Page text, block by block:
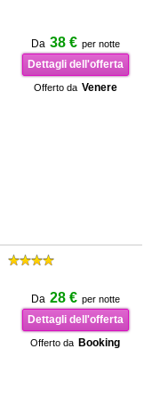
Da 38 € per notte
Dettagli dell'offerta
Offerto da Venere
Da 28 € per notte
Dettagli dell'offerta
Offerto da Booking